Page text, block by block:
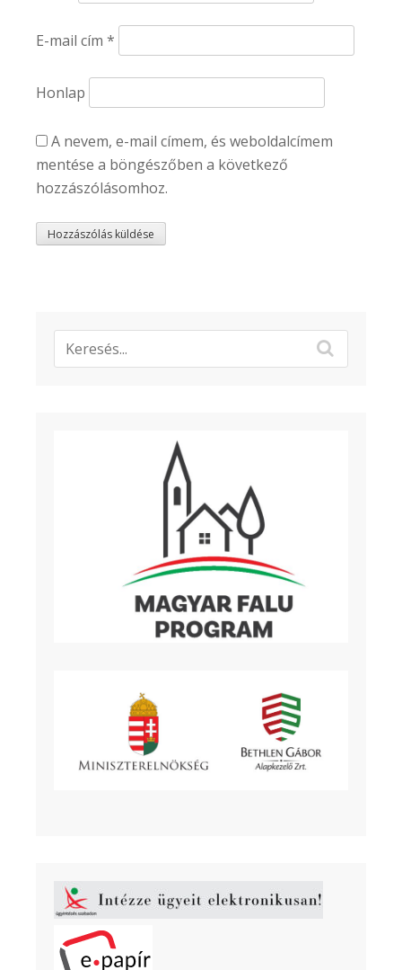
E-mail cím *
Honlap
A nevem, e-mail címem, és weboldalcímem
mentése a böngészőben a következő
hozzászólásomhoz.